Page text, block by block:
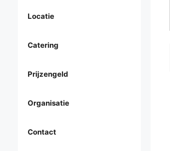
Locatie
Catering
Prijzengeld
Organisatie
Contact